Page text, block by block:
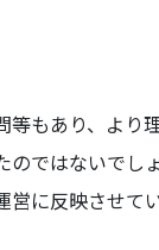
もあり、より
ではないでしょ
に反映させてい